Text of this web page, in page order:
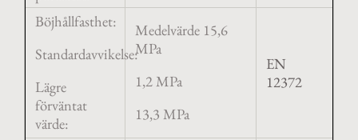
Böjhållfasthet:
Standardavvikelse:
Lägre
förväntat
värde:
Medelvärde 15,6
MPa
1,2 MPa
13,3 MPa
EN
12372